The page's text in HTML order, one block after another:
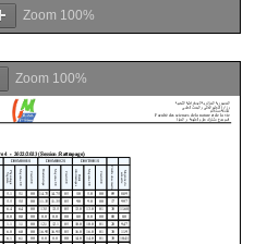
Zoom 100%
Zoom 100%